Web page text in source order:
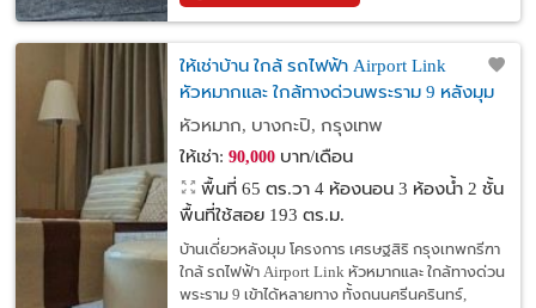
ให้เช่าบ้าน ใกล้ รถไฟฟ้า Airport Link
หัวหมากและ ใกล้ทางด่วนพระราม 9 หลังมุม
เศรษฐสิริ กรุงเทพกรีฑา
หัวหมาก, บางกะปิ, กรุงเทพ
ให้เช่า: 90,000บาท/เดือน
พื้นที่ 65 ตร.วา 4 ห้องนอน 3 ห้องน้ำ 2 ชั้น
พื้นที่ใช้สอย 193 ตร.ม.
บ้านเดี่ยวหลังมุม โครงการ เศรษฐสิริ กรุงเทพกรีฑา
ใกล้ รถไฟฟ้า Airport Link หัวหมากและ ใกล้ทางด่วน
พระราม 9 เข้าได้หลายทาง ทั้งถนนศรีนครินทร์,